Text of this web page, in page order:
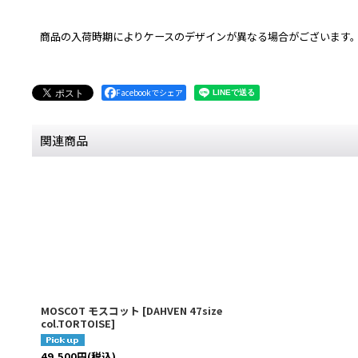
商品の入荷時期によりケースのデザインが異なる場合がございます
Facebookでシェア
関連商品
MOSCOT モスコット [DAHVEN 47size
col.TORTOISE]